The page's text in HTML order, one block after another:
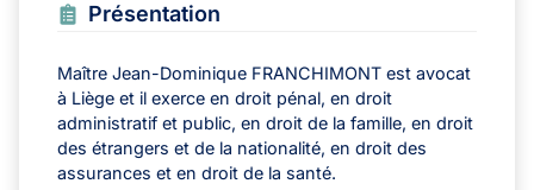
Présentation
Maître Jean-Dominique FRANCHIMONT est avocat
à Liège et il exerce en droit pénal, en droit
administratif et public, en droit de la famille, en droit
des étrangers et de la nationalité, en droit des
assurances et en droit de la santé.